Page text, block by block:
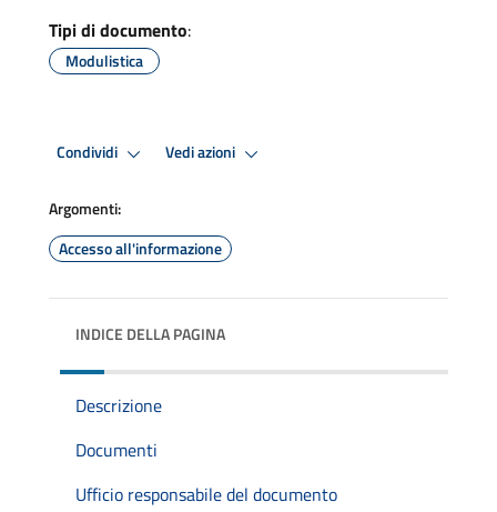
Tipi di documento:
Modulistica
Condividi Vedi azioni
Argomenti:
Accesso all'informazione
INDICE DELLA PAGINA
Descrizione
Documenti
Ufficio responsabile del documento